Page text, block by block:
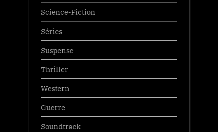
Science-Fiction
Séries
Suspense
Thriller
Western
Guerre
Soundtrack